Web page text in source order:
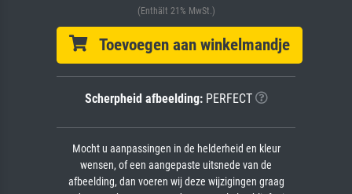
(Enthält 21% MwSt.)
Toevoegen aan winkelmandje
Scherpheid afbeelding:PERFECT
Mocht u aanpassingen in de helderheid en kleur
wensen, of een aangepaste uitsnede van de
afbeelding, dan voeren wij deze wijzigingen graag